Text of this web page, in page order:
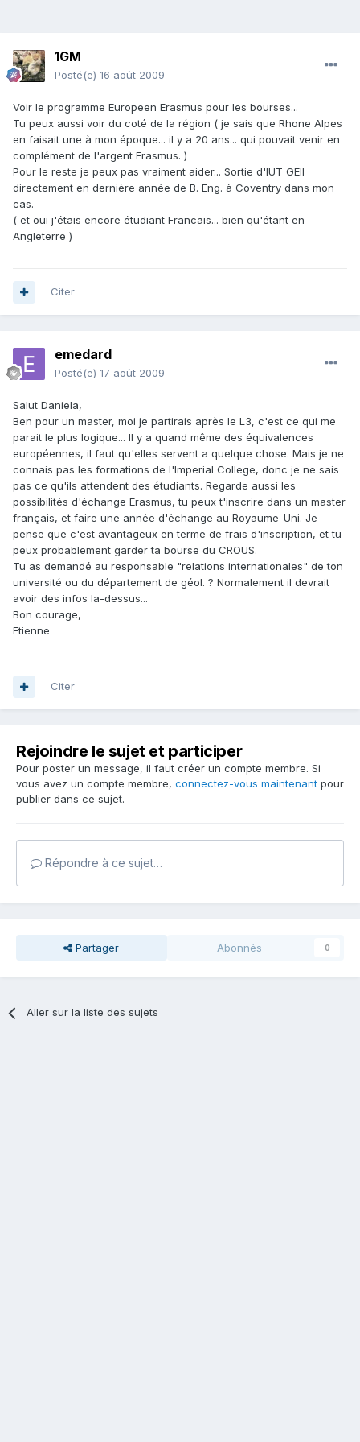
1GM
Posté(e) 16 août 2009
Voir le programme Europeen Erasmus pour les bourses...
Tu peux aussi voir du coté de la région ( je sais que Rhone Alpes
en faisait une à mon époque... il y a 20 ans... qui pouvait venir en
complément de l'argent Erasmus. )
Pour le reste je peux pas vraiment aider... Sortie d'IUT GEII
directement en dernière année de B. Eng. à Coventry dans mon
cas.
( et oui j'étais encore étudiant Francais... bien qu'étant en
Angleterre )
Citer
emedard
Posté(e) 17 août 2009
Salut Daniela,
Ben pour un master, moi je partirais après le L3, c'est ce qui me
parait le plus logique... Il y a quand même des équivalences
européennes, il faut qu'elles servent a quelque chose. Mais je ne
connais pas les formations de l'Imperial College, donc je ne sais
pas ce qu'ils attendent des étudiants. Regarde aussi les
possibilités d'échange Erasmus, tu peux t'inscrire dans un master
français, et faire une année d'échange au Royaume-Uni. Je
pense que c'est avantageux en terme de frais d'inscription, et tu
peux probablement garder ta bourse du CROUS.
Tu as demandé au responsable "relations internationales" de ton
université ou du département de géol. ? Normalement il devrait
avoir des infos la-dessus...
Bon courage,
Etienne
Citer
Rejoindre le sujet et participer
Pour poster un message, il faut créer un compte membre. Si
vous avez un compte membre, connectez-vous maintenant pour
publier dans ce sujet.
Répondre à ce sujet…
Partager Abonnés 0
Aller sur la liste des sujets